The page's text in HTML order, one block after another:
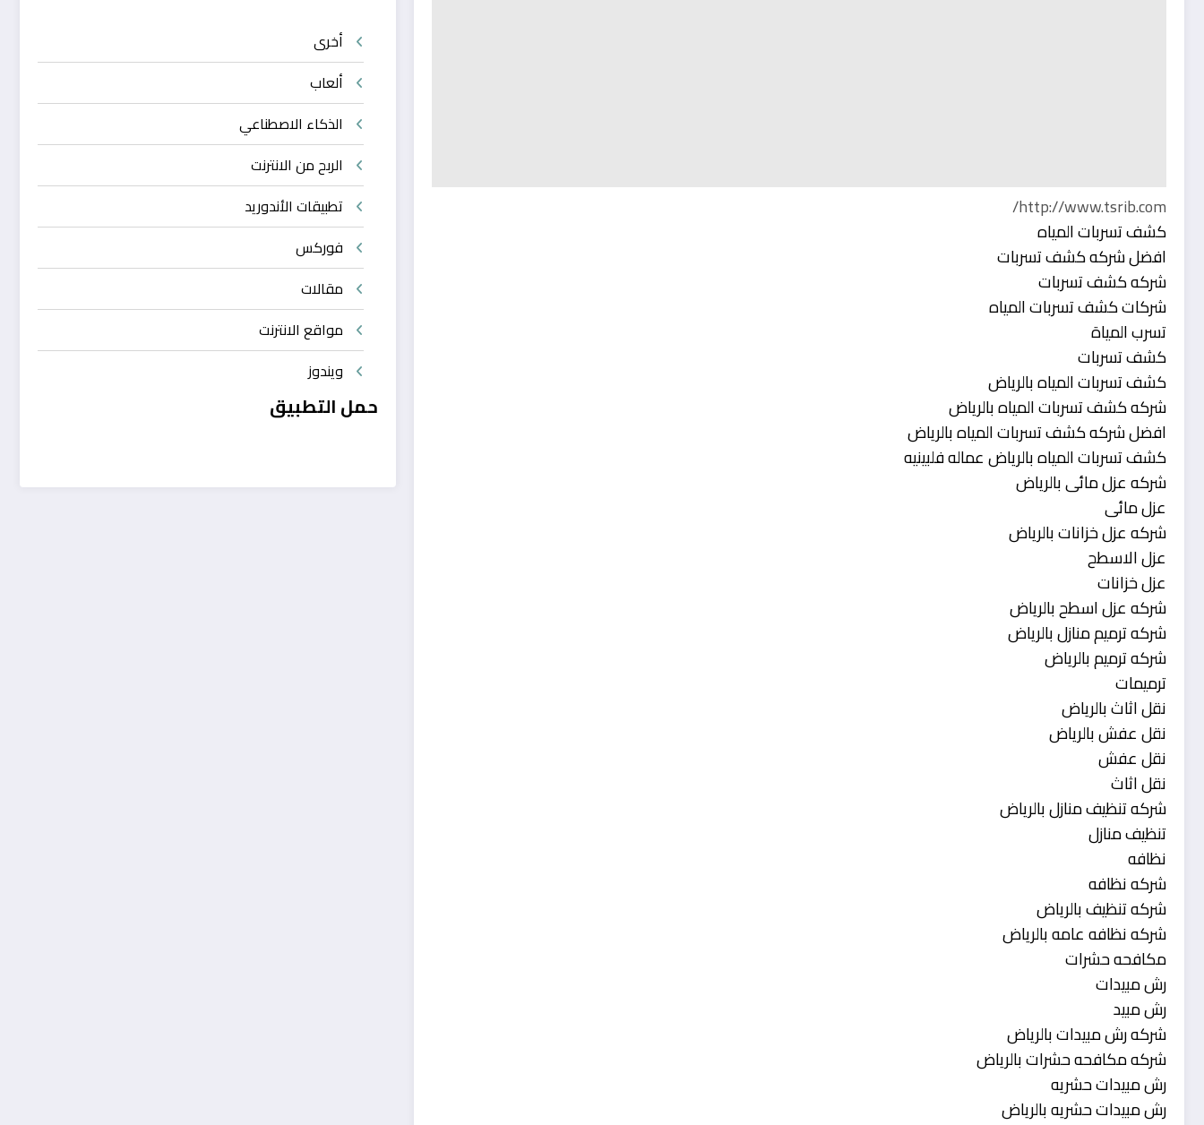
http://www.tsrib.com/
كشف تسربات المياه
افضل شركه كشف تسربات
شركه كشف تسربات
شركات كشف تسربات المياه
تسرب المياة
كشف تسربات
كشف تسربات المياه بالرياض
شركه كشف تسربات المياه بالرياض
افضل شركه كشف تسربات المياه بالرياض
كشف تسربات المياه بالرياض عماله فلبينيه
شركه عزل مائى بالرياض
عزل مائى
شركه عزل خزانات بالرياض
عزل الاسطح
عزل خزانات
شركه عزل اسطح بالرياض
شركه ترميم منازل بالرياض
شركه ترميم بالرياض
ترميمات
نقل اثاث بالرياض
نقل عفش بالرياض
نقل عفش
نقل اثاث
شركه تنظيف منازل بالرياض
تنظيف منازل
نظافه
شركه نظافه
شركه تنظيف بالرياض
شركه نظافه عامه بالرياض
مكافحه حشرات
رش مبيدات
رش مبيد
شركه رش مبيدات بالرياض
شركه مكافحه حشرات بالرياض
رش مبيدات حشريه
رش مبيدات حشريه بالرياض
أخرى
ألعاب
الذكاء الاصطناعي
الربح من الانترنت
تطبيقات الأندوريد
فوركس
مقالات
مواقع الانترنت
ويندوز
حمل التطبيق